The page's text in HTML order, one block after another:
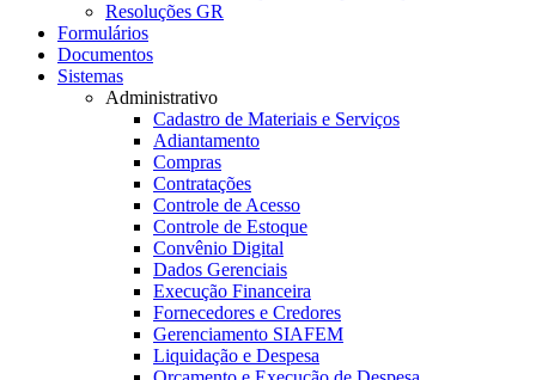
Resoluções GR
Formulários
Documentos
Sistemas
Administrativo
Cadastro de Materiais e Serviços
Adiantamento
Compras
Contratações
Controle de Acesso
Controle de Estoque
Convênio Digital
Dados Gerenciais
Execução Financeira
Fornecedores e Credores
Gerenciamento SIAFEM
Liquidação e Despesa